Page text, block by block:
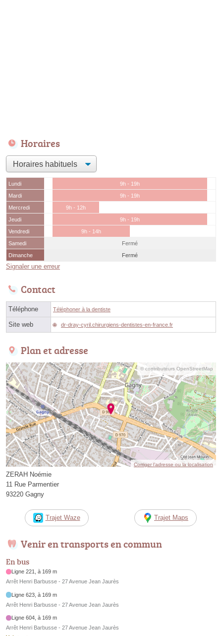
Horaires
Lundi
9h - 19h
Mardi
9h - 19h
Mercredi
9h - 12h
Jeudi
9h - 19h
Vendredi
9h - 14h
Samedi
Fermé
Dimanche
Fermé
Signaler une erreur
Contact
Téléphone Téléphoner à la dentiste
Site web dr-dray-cyril.chirurgiens-dentistes-en-france.fr
Plan et adresse
© contributeurs OpenStreetMap
Corriger l’adresse ou la localisation
ZERAH Noémie
11 Rue Parmentier
93220 Gagny
Trajet Waze Trajet Maps
Venir en transports en commun
En bus
Ligne 221, à 169 m
Arrêt Henri Barbusse - 27 Avenue Jean Jaurès
Ligne 623, à 169 m
Arrêt Henri Barbusse - 27 Avenue Jean Jaurès
Ligne 604, à 169 m
Arrêt Henri Barbusse - 27 Avenue Jean Jaurès